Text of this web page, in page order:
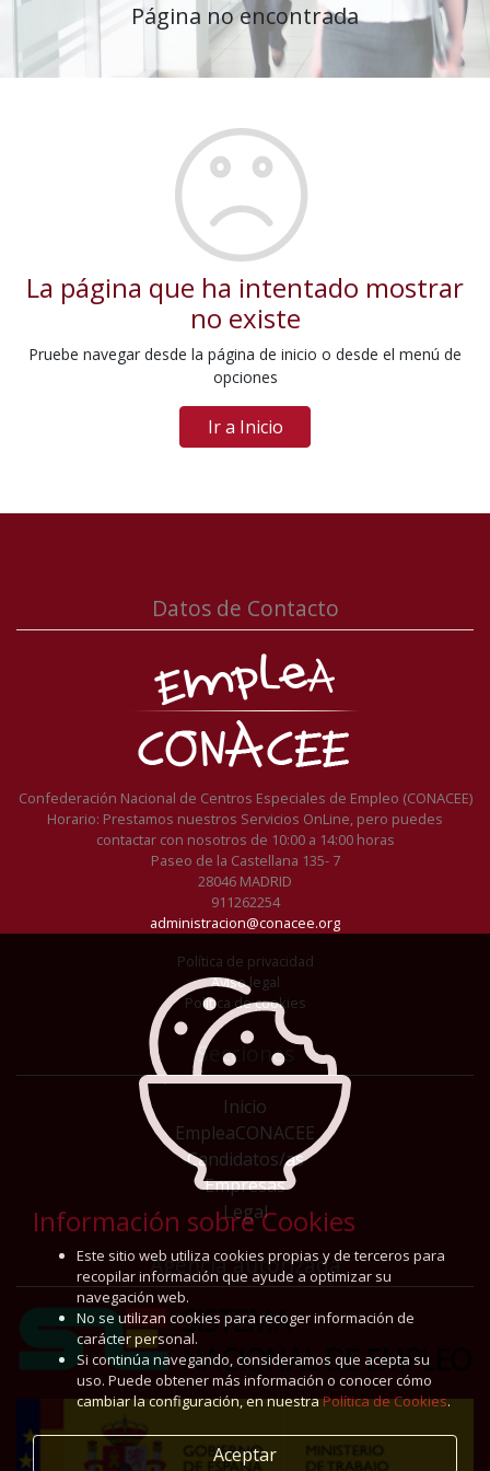
Página no encontrada
La página que ha intentado mostrar
no existe
Pruebe navegar desde la página de inicio o desde el menú de
opciones
Ir a Inicio
Datos de Contacto
Confederación Nacional de Centros Especiales de Empleo (CONACEE)
Horario: Prestamos nuestros Servicios OnLine, pero puedes
contactar con nosotros de 10:00 a 14:00 horas
Paseo de la Castellana 135- 7
28046 MADRID
911262254
administracion@conacee.org
Política de privacidad
Aviso legal
Política de cookies
Secciones
Inicio
EmpleaCONACEE
Candidatos/as
Empresas
Legal
Agencia autorizada
Información sobre Cookies
Este sitio web utiliza cookies propias y de terceros para
recopilar información que ayude a optimizar su
navegación web.
No se utilizan cookies para recoger información de
carácter personal.
Si continúa navegando, consideramos que acepta su
uso. Puede obtener más información o conocer cómo
cambiar la configuración, en nuestraPolítica de Cookies.
Aceptar